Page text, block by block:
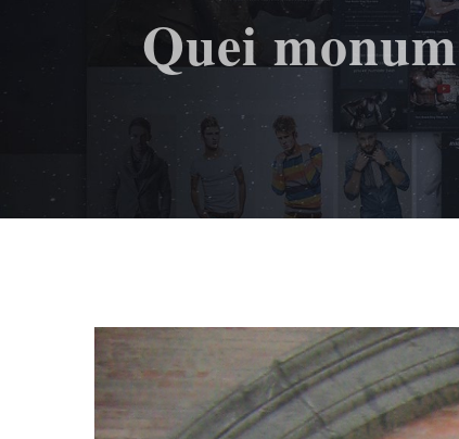
Quei
Ingrandisci
immagine